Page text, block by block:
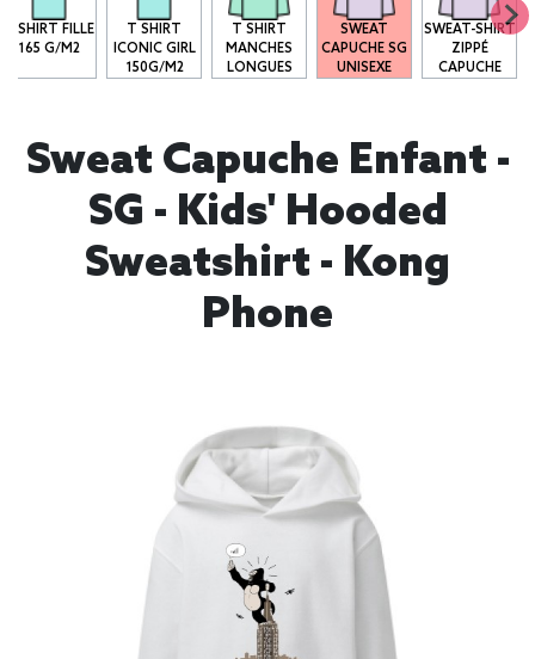
T-SHIRT FILLE
165 G/M2
T SHIRT
ICONIC GIRL
150G/M2
T SHIRT
MANCHES
LONGUES
SWEAT
CAPUCHE SG
UNISEXE
SWEAT-SHIRT
ZIPPÉ
CAPUCHE
Sweat Capuche Enfant -
SG - Kids' Hooded
Sweatshirt - Kong
Phone